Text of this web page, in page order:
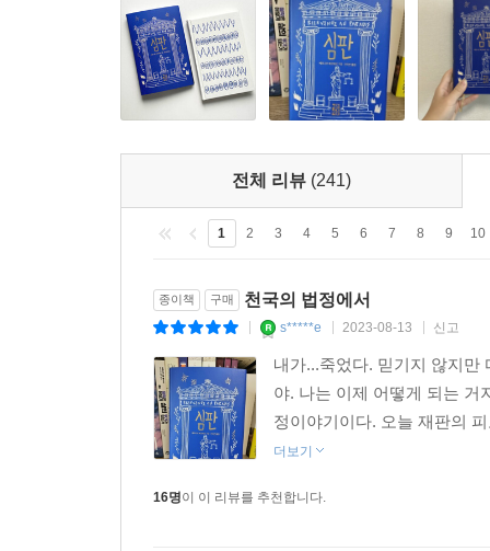
전체 리뷰 (241)
1 2 3 4 5 6 7 8 9 10
종이책 구매 천국의 법정에서
s*****e 2023-08-13 신고
내가...죽었다. 믿기지 않지만
야. 나는 이제 어떻게 되는 거
정이야기이다. 오늘 재판의
더보기
16명이 이 리뷰를 추천합니다.